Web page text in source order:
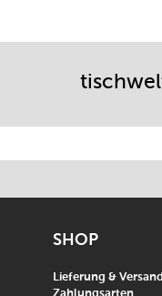
SHOP
Lieferung & Versand